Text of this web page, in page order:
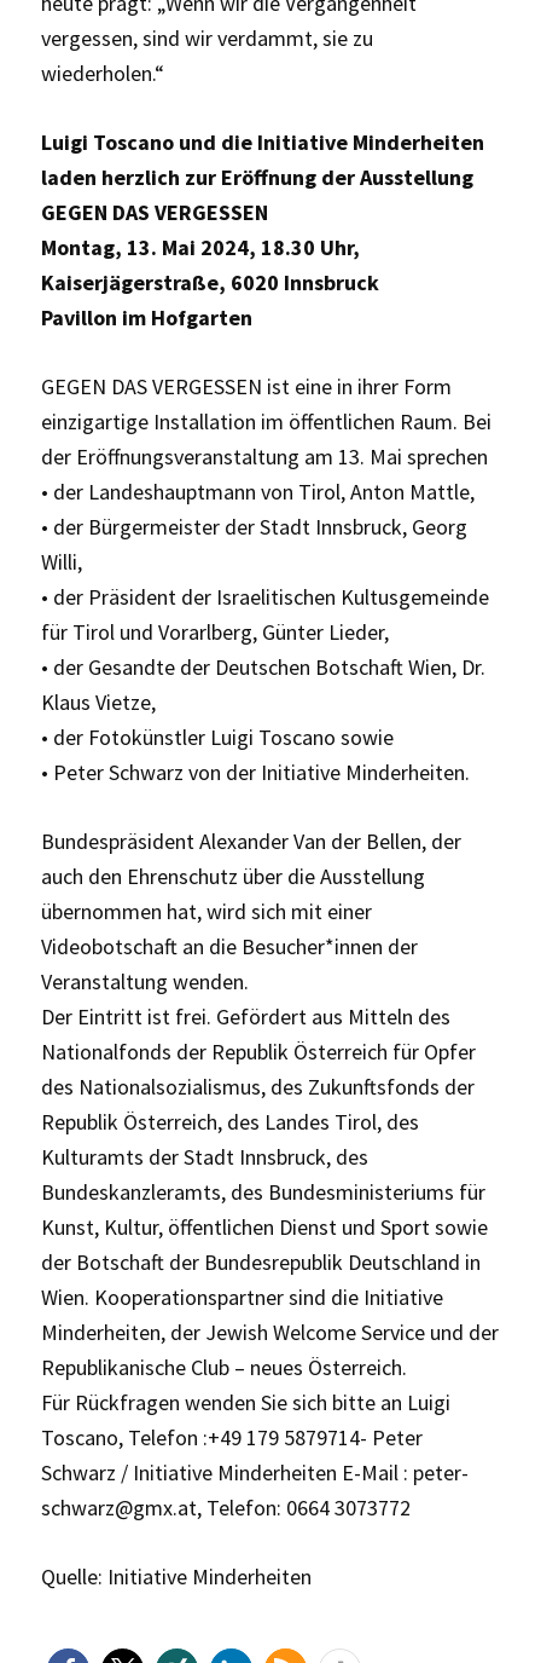
vergessen, sind wir verdammt, sie zu
wiederholen.“
Luigi Toscano und die Initiative Minderheiten
laden herzlich zur Eröffnung der Ausstellung
GEGEN DAS VERGESSEN
Montag, 13. Mai 2024, 18.30 Uhr,
Kaiserjägerstraße, 6020 Innsbruck
Pavillon im Hofgarten
GEGEN DAS VERGESSEN ist eine in ihrer Form
einzigartige Installation im öffentlichen Raum. Bei
der Eröffnungsveranstaltung am 13. Mai sprechen
• der Landeshauptmann von Tirol, Anton Mattle,
• der Bürgermeister der Stadt Innsbruck, Georg
Willi,
• der Präsident der Israelitischen Kultusgemeinde
für Tirol und Vorarlberg, Günter Lieder,
• der Gesandte der Deutschen Botschaft Wien, Dr.
Klaus Vietze,
• der Fotokünstler Luigi Toscano sowie
• Peter Schwarz von der Initiative Minderheiten.
Bundespräsident Alexander Van der Bellen, der
auch den Ehrenschutz über die Ausstellung
übernommen hat, wird sich mit einer
Videobotschaft an die Besucher*innen der
Veranstaltung wenden.
Der Eintritt ist frei. Gefördert aus Mitteln des
Nationalfonds der Republik Österreich für Opfer
des Nationalsozialismus, des Zukunftsfonds der
Republik Österreich, des Landes Tirol, des
Kulturamts der Stadt Innsbruck, des
Bundeskanzleramts, des Bundesministeriums für
Kunst, Kultur, öffentlichen Dienst und Sport sowie
der Botschaft der Bundesrepublik Deutschland in
Wien. Kooperationspartner sind die Initiative
Minderheiten, der Jewish Welcome Service und der
Republikanische Club – neues Österreich.
Für Rückfragen wenden Sie sich bitte an Luigi
Toscano, Telefon :+49 179 5879714- Peter
Schwarz / Initiative Minderheiten E-Mail : peter-
schwarz@gmx.at, Telefon: 0664 3073772
Quelle: Initiative Minderheiten